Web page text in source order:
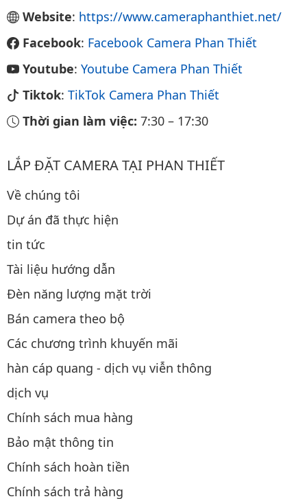
Website: https://www.cameraphanthiet.net/
Facebook: Facebook Camera Phan Thiết
Youtube: Youtube Camera Phan Thiết
Tiktok: TikTok Camera Phan Thiết
Thời gian làm việc: 7:30 – 17:30
LẮP ĐẶT CAMERA TẠI PHAN THIẾT
Về chúng tôi
Dự án đã thực hiện
tin tức
Tài liệu hướng dẫn
Đèn năng lượng mặt trời
Bán camera theo bộ
Các chương trình khuyến mãi
hàn cáp quang - dịch vụ viễn thông
dịch vụ
Chính sách mua hàng
Bảo mật thông tin
Chính sách hoàn tiền
Chính sách trả hàng